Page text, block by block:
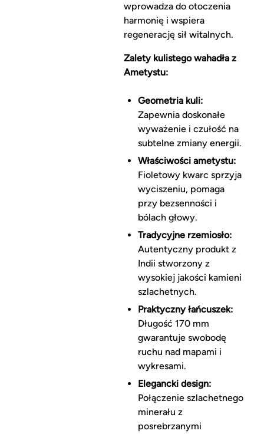
wprowadza do otoczenia
harmonię i wspiera
regenerację sił witalnych.
Zalety kulistego wahadła z
Ametystu:
Geometria kuli:
Zapewnia doskonałe
wyważenie i czułość na
subtelne zmiany energii.
Właściwości ametystu:
Fioletowy kwarc sprzyja
wyciszeniu, pomaga
przy bezsenności i
bólach głowy.
Tradycyjne rzemiosło:
Autentyczny produkt z
Indii stworzony z
wysokiej jakości kamieni
szlachetnych.
Praktyczny łańcuszek:
Długość 170 mm
gwarantuje swobodę
ruchu nad mapami i
wykresami.
Elegancki design:
Połączenie szlachetnego
minerału z
posrebrzanymi